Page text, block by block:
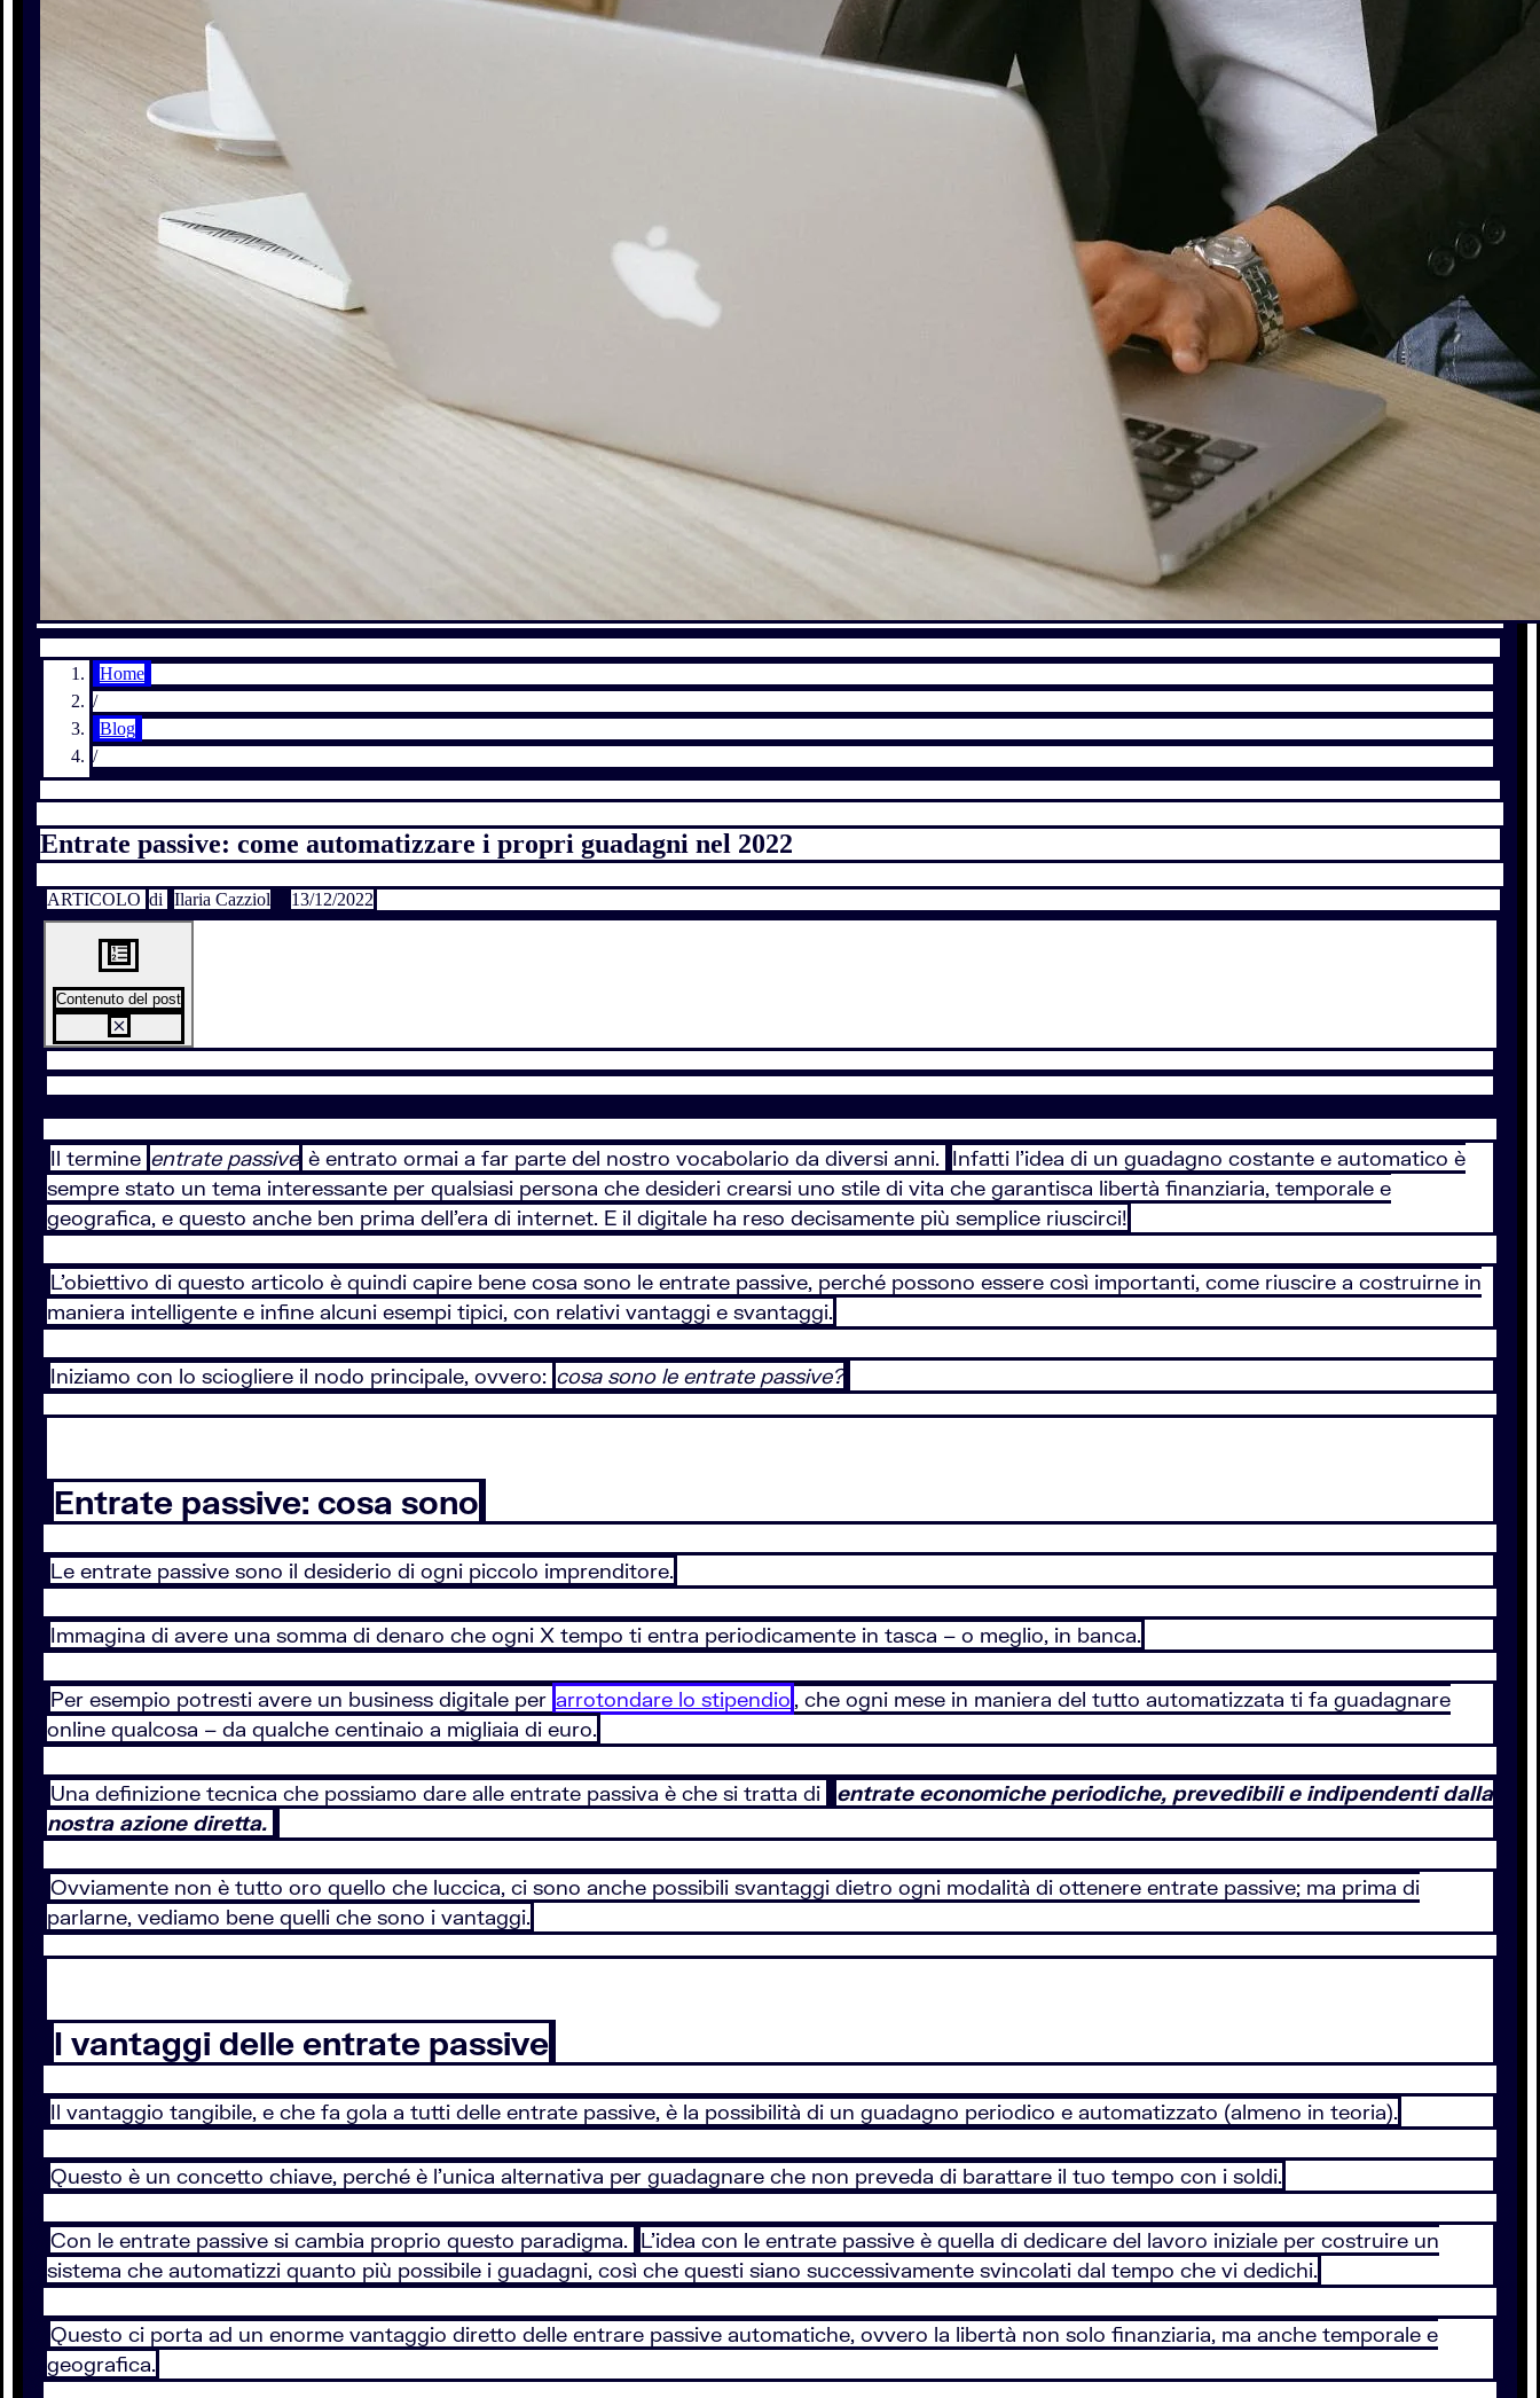
Home
/
Blog
/
Entrate passive: come automatizzare i propri guadagni nel 2022
ARTICOLO di Ilaria Cazziol 13/12/2022
Contenuto del post
Il termine entrate passive è entrato ormai a far parte del nostro vocabolario da diversi anni. Infatti l’idea di un guadagno costante e automatico è
sempre stato un tema interessante per qualsiasi persona che desideri crearsi uno stile di vita che garantisca libertà finanziaria, temporale e
geografica, e questo anche ben prima dell’era di internet. E il digitale ha reso decisamente più semplice riuscirci!
L’obiettivo di questo articolo è quindi capire bene cosa sono le entrate passive, perché possono essere così importanti, come riuscire a costruirne in
maniera intelligente e infine alcuni esempi tipici, con relativi vantaggi e svantaggi.
Iniziamo con lo sciogliere il nodo principale, ovvero: cosa sono le entrate passive?
Entrate passive: cosa sono
Le entrate passive sono il desiderio di ogni piccolo imprenditore.
Immagina di avere una somma di denaro che ogni X tempo ti entra periodicamente in tasca – o meglio, in banca.
Per esempio potresti avere un business digitale per arrotondare lo stipendio , che ogni mese in maniera del tutto automatizzata ti fa guadagnare
online qualcosa – da qualche centinaio a migliaia di euro.
Una definizione tecnica che possiamo dare alle entrate passiva è che si tratta di
entrate economiche periodiche, prevedibili e indipendenti dalla
nostra azione diretta.
Ovviamente non è tutto oro quello che luccica, ci sono anche possibili svantaggi dietro ogni modalità di ottenere entrate passive; ma prima di
parlarne, vediamo bene quelli che sono i vantaggi.
I vantaggi delle entrate passive
Il vantaggio tangibile, e che fa gola a tutti delle entrate passive, è la possibilità di un guadagno periodico e automatizzato (almeno in teoria).
Questo è un concetto chiave, perché è l’unica alternativa per guadagnare che non preveda di barattare il tuo tempo con i soldi.
Con le entrate passive si cambia proprio questo paradigma. L’idea con le entrate passive è quella di dedicare del lavoro iniziale per costruire un
sistema che automatizzi quanto più possibile i guadagni, così che questi siano successivamente svincolati dal tempo che vi dedichi.
Questo ci porta ad un enorme vantaggio diretto delle entrare passive automatiche, ovvero la libertà non solo finanziaria, ma anche temporale e
geografica.